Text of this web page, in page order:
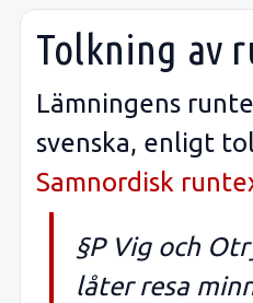
Tolkning av
Lämningens
svenska, enligt
Samnordisk
§P Vig och
låter resa